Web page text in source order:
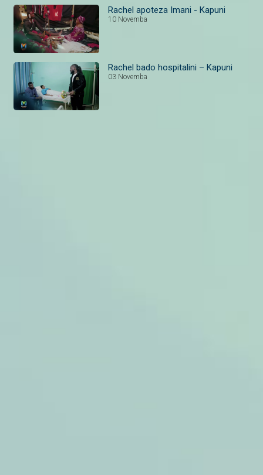
Rachel apoteza Imani - Kapuni
10 Novemba
Rachel bado hospitalini – Kapuni
03 Novemba